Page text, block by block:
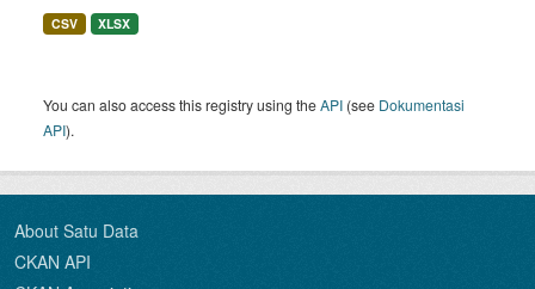
CSV XLSX
You can also access this registry using theAPI (see Dokumentasi
API).
About Satu Data
CKAN API